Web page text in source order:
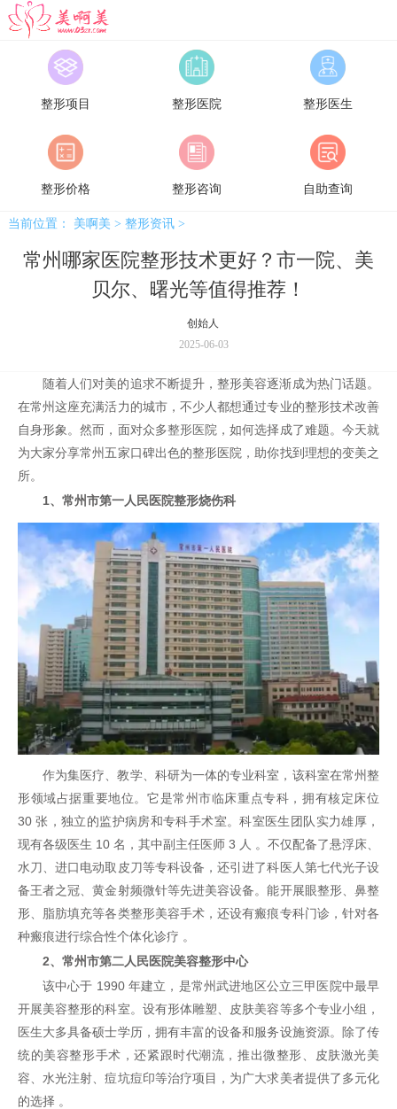
美啊美
整形项目 整形医院 整形医生
整形价格 整形咨询 自助查询
当前位置： 美啊美 > 整形资讯>
常州哪家医院整形技术更好？市一院、美
贝尔、曙光等值得推荐！
创始人
2025-06-03
随着人们对美的追求不断提升，整形美容逐渐成为热门话题。
在常州这座充满活力的城市，不少人都想通过专业的整形技术改善
自身形象。然而，面对众多整形医院 ，如何选择成了难题。今天就
为大家分享常州五家口碑出色的整形医院，助你找到理想的变美之
所。
1、常州市第一人民医院整形烧伤科
作为集医疗、教学、科研为一体的专业科室，该科室在常州整
形领域占据重要地位。它是常州市临床重点专科，拥有核定床位
30 张，独立的监护病房和专科手术室。科室医生团队实力雄厚，
现有各级医生 10 名，其中副主任医师 3 人 。不仅配备了悬浮床、
水刀、进口电动取皮刀等专科设备，还引进了科医人第七代光子设
备王者之冠、黄金射频微针等先进美容设备。能开展眼整形、鼻整
形、脂肪填充等各类整形美容手术，还设有瘢痕专科门诊，针对各
种瘢痕进行综合性个体化诊疗 。
2、常州市第二人民医院美容整形中心
该中心于 1990 年建立，是常州武进地区公立三甲医院中最早
开展美容整形的科室。设有形体雕塑、皮肤美容等多个专业小组，
医生大多具备硕士学历，拥有丰富的设备和服务设施资源。除了传
统的美容整形手术，还紧跟时代潮流，推出微整形、皮肤激光美
容、水光注射、痘坑痘印等治疗项目，为广大求美者提供了多元化
的选择 。